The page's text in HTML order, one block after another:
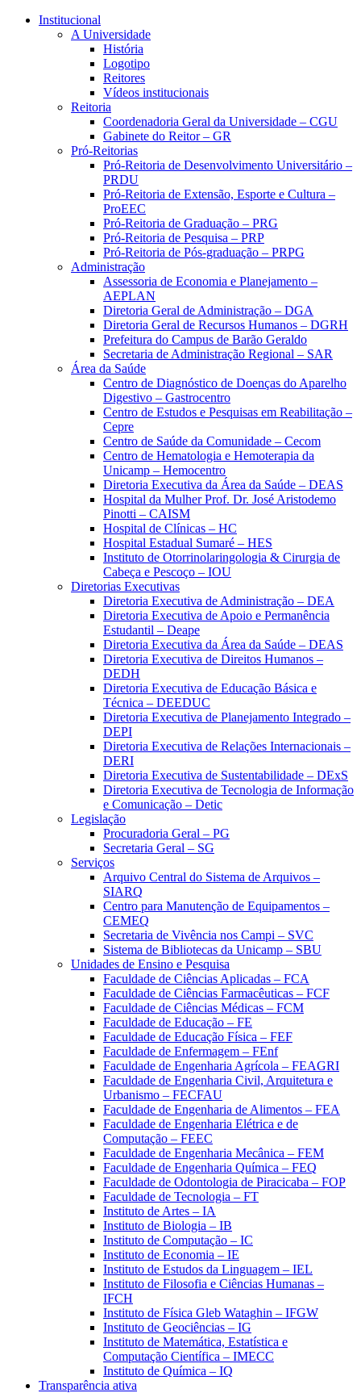
Conteúdo principal
Institucional
A Universidade
História
Logotipo
Reitores
Vídeos institucionais
Reitoria
Coordenadoria Geral da Universidade – CGU
Gabinete do Reitor – GR
Pró-Reitorias
Pró-Reitoria de Desenvolvimento Universitário –
PRDU
Pró-Reitoria de Extensão, Esporte e Cultura –
ProEEC
Pró-Reitoria de Graduação – PRG
Pró-Reitoria de Pesquisa – PRP
Pró-Reitoria de Pós-graduação – PRPG
Administração
Assessoria de Economia e Planejamento –
AEPLAN
Diretoria Geral de Administração – DGA
Diretoria Geral de Recursos Humanos – DGRH
Prefeitura do Campus de Barão Geraldo
Secretaria de Administração Regional – SAR
Área da Saúde
Centro de Diagnóstico de Doenças do Aparelho
Digestivo – Gastrocentro
Centro de Estudos e Pesquisas em Reabilitação –
Cepre
Centro de Saúde da Comunidade – Cecom
Centro de Hematologia e Hemoterapia da
Unicamp – Hemocentro
Diretoria Executiva da Área da Saúde – DEAS
Hospital da Mulher Prof. Dr. José Aristodemo
Pinotti – CAISM
Hospital de Clínicas – HC
Hospital Estadual Sumaré – HES
Instituto de Otorrinolaringologia & Cirurgia de
Cabeça e Pescoço – IOU
Diretorias Executivas
Diretoria Executiva de Administração – DEA
Diretoria Executiva de Apoio e Permanência
Estudantil – Deape
Diretoria Executiva da Área da Saúde – DEAS
Diretoria Executiva de Direitos Humanos –
DEDH
Diretoria Executiva de Educação Básica e
Técnica – DEEDUC
Diretoria Executiva de Planejamento Integrado –
DEPI
Diretoria Executiva de Relações Internacionais –
DERI
Diretoria Executiva de Sustentabilidade – DExS
Diretoria Executiva de Tecnologia de Informação
e Comunicação – Detic
Legislação
Procuradoria Geral – PG
Secretaria Geral – SG
Serviços
Arquivo Central do Sistema de Arquivos –
SIARQ
Centro para Manutenção de Equipamentos –
CEMEQ
Secretaria de Vivência nos Campi – SVC
Sistema de Bibliotecas da Unicamp – SBU
Unidades de Ensino e Pesquisa
Faculdade de Ciências Aplicadas – FCA
Faculdade de Ciências Farmacêuticas – FCF
Faculdade de Ciências Médicas – FCM
Faculdade de Educação – FE
Faculdade de Educação Física – FEF
Faculdade de Enfermagem – FEnf
Faculdade de Engenharia Agrícola – FEAGRI
Faculdade de Engenharia Civil, Arquitetura e
Urbanismo – FECFAU
Faculdade de Engenharia de Alimentos – FEA
Faculdade de Engenharia Elétrica e de
Computação – FEEC
Faculdade de Engenharia Mecânica – FEM
Faculdade de Engenharia Química – FEQ
Faculdade de Odontologia de Piracicaba – FOP
Faculdade de Tecnologia – FT
Instituto de Artes – IA
Instituto de Biologia – IB
Instituto de Computação – IC
Instituto de Economia – IE
Instituto de Estudos da Linguagem – IEL
Instituto de Filosofia e Ciências Humanas –
IFCH
Instituto de Física Gleb Wataghin – IFGW
Instituto de Geociências – IG
Instituto de Matemática, Estatística e
Computação Científica – IMECC
Instituto de Química – IQ
Transparência ativa